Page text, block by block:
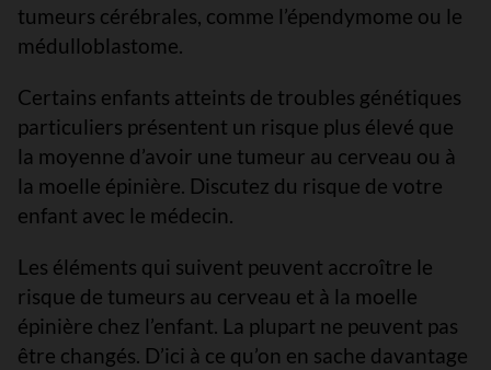
tumeurs cérébrales, comme l’épendymome ou le
médulloblastome.
Certains enfants atteints de troubles génétiques
particuliers présentent un risque plus élevé que
la moyenne d’avoir une tumeur au cerveau ou à
la moelle épinière. Discutez du risque de votre
enfant avec le médecin.
Les éléments qui suivent peuvent accroître le
risque de tumeurs au cerveau et à la moelle
épinière chez l’enfant. La plupart ne peuvent pas
être changés. D’ici à ce qu’on en sache davantage